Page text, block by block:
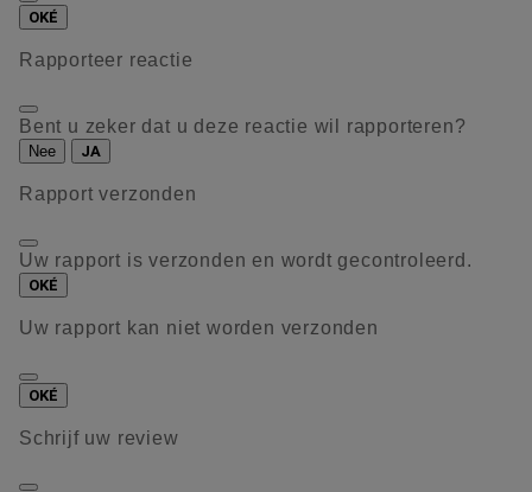
OKÉ
Rapporteer reactie
Bent u zeker dat u deze reactie wil rapporteren?
Nee JA
Rapport verzonden
Uw rapport is verzonden en wordt gecontroleerd.
OKÉ
Uw rapport kan niet worden verzonden
OKÉ
Schrijf uw review